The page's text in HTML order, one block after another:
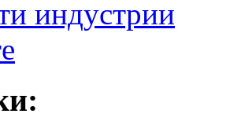
индустрии